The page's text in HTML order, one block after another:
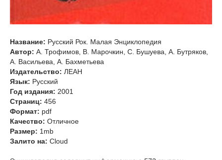
Название: Русский Рок. Малая Энциклопедия
Автор: А. Трофимов, В. Марочкин, С. Бушуева, А. Бутряков,
А. Васильева, А. Бахметьева
Издательство: ЛЕАН
Язык: Русский
Год издания: 2001
Страниц: 456
Формат: pdf
Качество: Отличное
Размер: 1mb
Залито на: Cloud